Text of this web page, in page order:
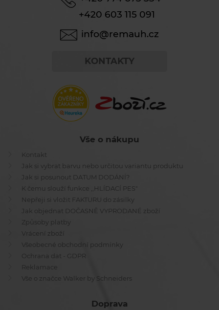
+420 603 115 091
info@remauh.cz
KONTAKTY
Vše o nákupu
Kontakt
Jak si vybrat barvu nebo určitou variantu produktu
Jak si posunout DATUM DODÁNÍ?
K čemu slouží funkce ,,HLÍDACÍ PES"
Nepřeji si vložit FAKTURU do zásilky
Jak objednat DOČASNĚ VYPRODANÉ zboží
Způsoby platby
Vrácení zboží
Všeobecné obchodní podmínky
Ochrana dat - GDPR
Reklamace
Vše o značce Walker by Schneiders
Doprava